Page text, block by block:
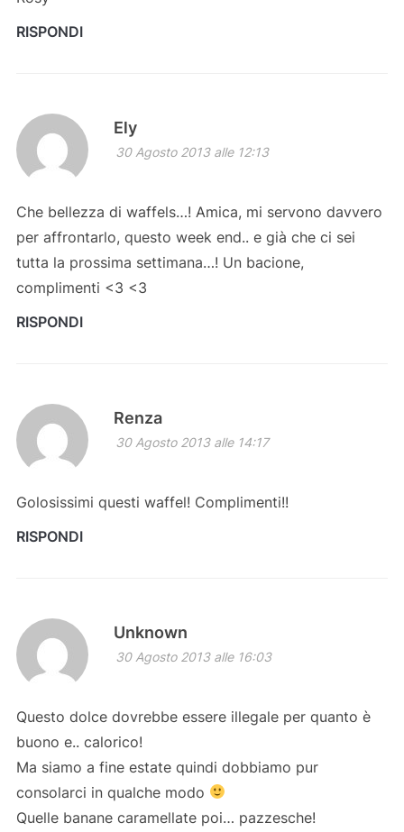
RISPONDI
Ely
30 Agosto 2013 alle 12:13
Che bellezza di waffels…! Amica, mi servono davvero
per affrontarlo, questo week end.. e già che ci sei
tutta la prossima settimana…! Un bacione,
complimenti <3 <3
RISPONDI
Renza
30 Agosto 2013 alle 14:17
Golosissimi questi waffel! Complimenti!!
RISPONDI
Unknown
30 Agosto 2013 alle 16:03
Questo dolce dovrebbe essere illegale per quanto è
buono e.. calorico!
Ma siamo a fine estate quindi dobbiamo pur
consolarci in qualche modo
Quelle banane caramellate poi… pazzesche!